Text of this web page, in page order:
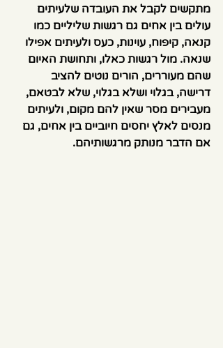
מתקשים לקבל את העובדה שלעיתים
עולים בין אחים גם רגשות שליליים כמו
קנאה, קיפוח, עוינות, כעס ולעיתים אפילו
שנאה. מול רגשות כאלו, ותחושת האיום
שהם מעוררים, הורים נוטים להציב
דרישה, בגלוי ושלא בגלוי, שלא לבטאם,
מעבירים מסר שאין להם מקום, ולעיתים
מנסים לאלץ יחסים חיוביים בין אחים, גם
אם הדבר מנותק מרגשותיהם.